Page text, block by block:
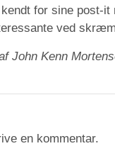
for sine post-it
ved
John Kenn
en kommentar.